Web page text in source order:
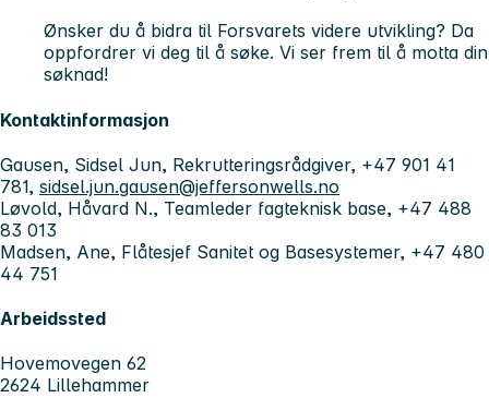
Ønsker du å bidra til Forsvarets videre utvikling? Da
oppfordrer vi deg til å søke. Vi ser frem til å motta din
søknad!
Kontaktinformasjon
Gausen, Sidsel Jun, Rekrutteringsrådgiver, +47 901 41
781, sidsel.jun.gausen@jeffersonwells.no
Løvold, Håvard N., Teamleder fagteknisk base, +47 488
83 013
Madsen, Ane, Flåtesjef Sanitet og Basesystemer, +47 480
44 751
Arbeidssted
Hovemovegen 62
2624 Lillehammer